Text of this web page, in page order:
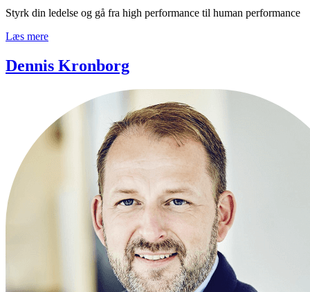
Styrk din ledelse og gå fra high performance til human performance
Læs mere
Dennis Kronborg